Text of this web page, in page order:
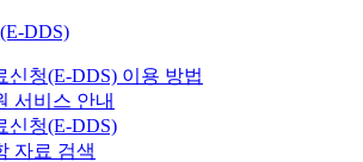
DDS)
신청(E-DDS) 이용 방법
서비스 안내
신청(E-DDS)
자료 검색